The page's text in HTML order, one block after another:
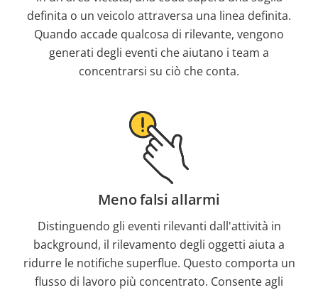
definita o un veicolo attraversa una linea definita.
Quando accade qualcosa di rilevante, vengono
generati degli eventi che aiutano i team a
concentrarsi su ciò che conta.
Meno falsi allarmi
Distinguendo gli eventi rilevanti dall'attività in
background, il rilevamento degli oggetti aiuta a
ridurre le notifiche superflue. Questo comporta un
flusso di lavoro più concentrato. Consente agli